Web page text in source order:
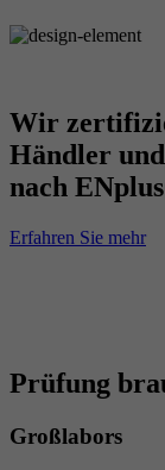
Wir
Händler
nach
Erfahren Sie mehr
Prüfung
Groß­la­bors